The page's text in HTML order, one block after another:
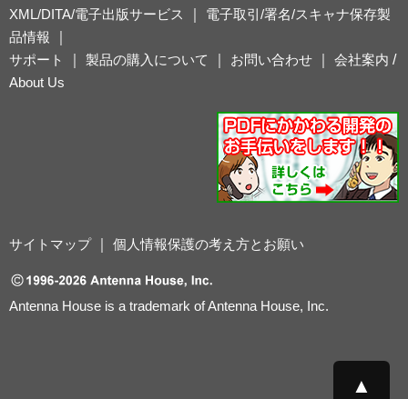
XML/DITA/電子出版サービス
電子取引/署名/スキャナ保存製
品情報
サポート
製品の購入について お問い合わせ 会社案内 /
About Us
サイトマップ｜ 個人情報保護の考え方とお願い
Antenna House is a trademark of Antenna House, Inc.
▲